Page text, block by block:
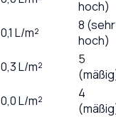
hoch)
0,1 L/m²
8 (sehr
hoch)
0,3L/m²
5
0,0L/m²
4